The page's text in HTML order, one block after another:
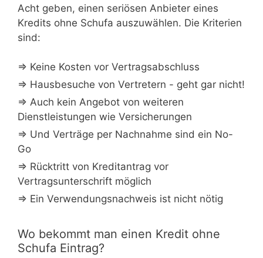
Acht geben, einen seriösen Anbieter eines
Kredits ohne Schufa auszuwählen. Die Kriterien
sind:
⇒ Keine Kosten vor Vertragsabschluss
⇒ Hausbesuche von Vertretern - geht gar nicht!
⇒ Auch kein Angebot von weiteren
Dienstleistungen wie Versicherungen
⇒ Und Verträge per Nachnahme sind ein No-
Go
⇒ Rücktritt von Kreditantrag vor
Vertragsunterschrift möglich
⇒ Ein Verwendungsnachweis ist nicht nötig
Wo bekommt man einen Kredit ohne
Schufa Eintrag?